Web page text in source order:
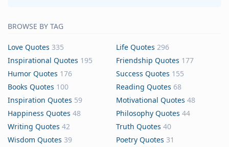
BROWSE BY TAG
Love Quotes 335 Life Quotes 296
Inspirational Quotes 195 Friendship Quotes 177
Humor Quotes 176 Success Quotes 155
Books Quotes 100 Reading Quotes 68
Inspiration Quotes 59 Motivational Quotes 48
Happiness Quotes 48 Philosophy Quotes 44
Writing Quotes 42 Truth Quotes 40
Wisdom Quotes 39 Poetry Quotes 31